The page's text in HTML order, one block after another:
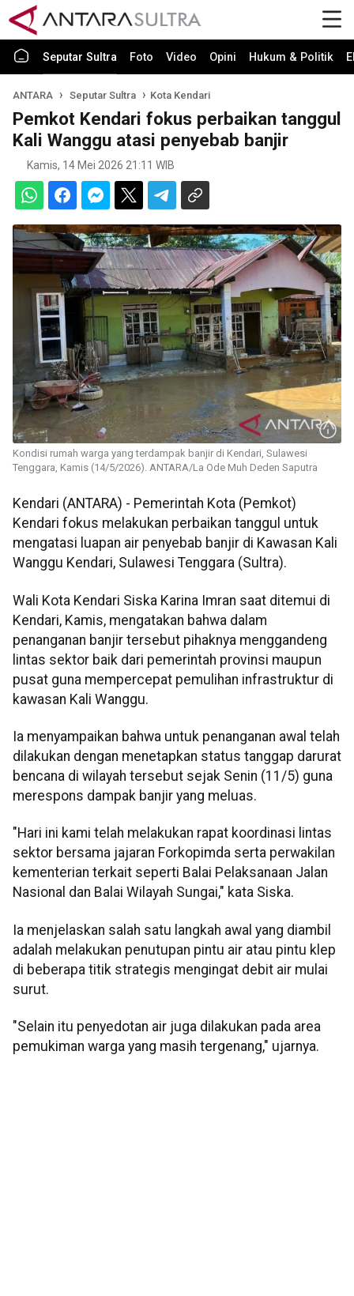
Seputar Sultra Foto Video Opini Hukum & Politik
ANTARA Seputar Sultra Kota Kendari
Pemkot Kendari fokus perbaikan tanggul
Kali Wanggu atasi penyebab banjir
Kamis, 14 Mei 2026 21:11 WIB
Kondisi rumah warga yang terdampak banjir di Kendari, Sulawesi
Tenggara, Kamis (14/5/2026). ANTARA/La Ode Muh Deden Saputra
Kendari (ANTARA) - Pemerintah Kota (Pemkot)
Kendari fokus melakukan perbaikan tanggul untuk
mengatasi luapan air penyebab banjir di Kawasan Kali
Wanggu Kendari, Sulawesi Tenggara (Sultra).
Wali Kota Kendari Siska Karina Imran saat ditemui di
Kendari, Kamis, mengatakan bahwa dalam
penanganan banjir tersebut pihaknya menggandeng
lintas sektor baik dari pemerintah provinsi maupun
pusat guna mempercepat pemulihan infrastruktur di
kawasan Kali Wanggu.
Ia menyampaikan bahwa untuk penanganan awal telah
dilakukan dengan menetapkan status tanggap darurat
bencana di wilayah tersebut sejak Senin (11/5) guna
merespons dampak banjir yang meluas.
"Hari ini kami telah melakukan rapat koordinasi lintas
sektor bersama jajaran Forkopimda serta perwakilan
kementerian terkait seperti Balai Pelaksanaan Jalan
Nasional dan Balai Wilayah Sungai," kata Siska.
Ia menjelaskan salah satu langkah awal yang diambil
adalah melakukan penutupan pintu air atau pintu klep
di beberapa titik strategis mengingat debit air mulai
surut.
"Selain itu penyedotan air juga dilakukan pada area
pemukiman warga yang masih tergenang," ujarnya.